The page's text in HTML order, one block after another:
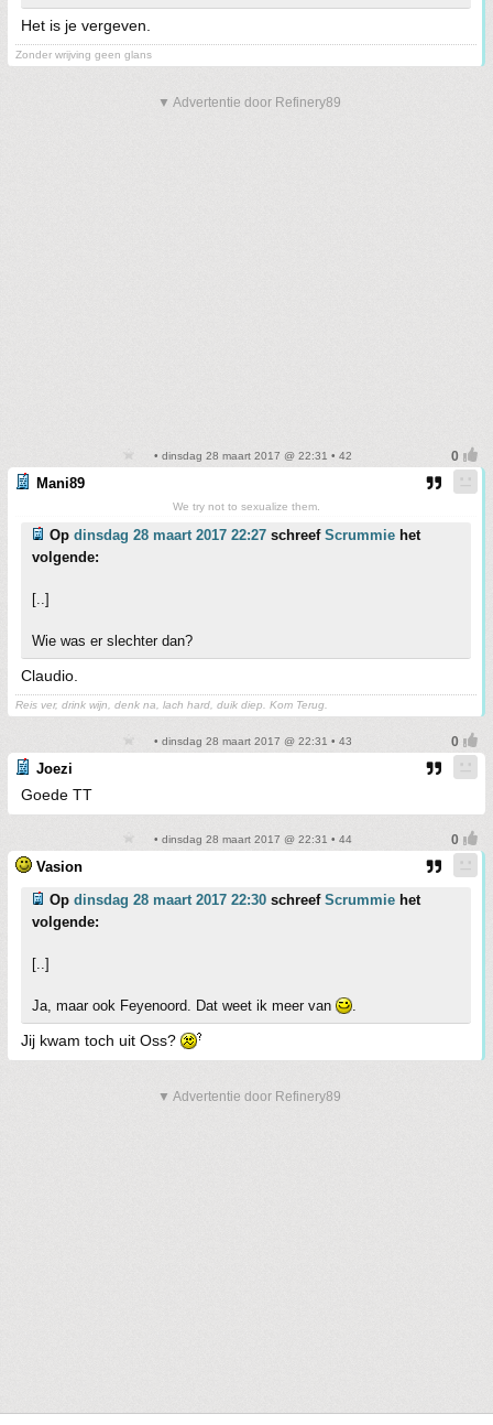
Het is je vergeven.
Zonder wrijving geen glans
▼ Advertentie door Refinery89
• dinsdag 28 maart 2017 @ 22:31 • 42
Mani89
We try not to sexualize them.
Op dinsdag 28 maart 2017 22:27 schreef Scrummie het
volgende:
[..]
Wie was er slechter dan?
Claudio.
Reis ver, drink wijn, denk na, lach hard, duik diep. Kom Terug.
• dinsdag 28 maart 2017 @ 22:31 • 43
Joezi
Goede TT
• dinsdag 28 maart 2017 @ 22:31 • 44
Vasion
Op dinsdag 28 maart 2017 22:30 schreef Scrummie het
volgende:
[..]
Ja, maar ook Feyenoord. Dat weet ik meer van
Jij kwam toch uit Oss?
▼ Advertentie door Refinery89